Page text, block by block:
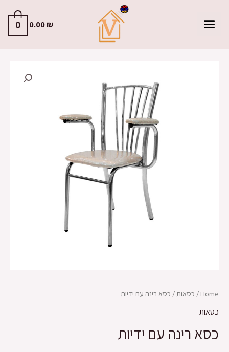
0.00₪
0
Home
/ כסאות/ כסא רינה עם ידיות
כסאות
כסא רינה עם ידיות